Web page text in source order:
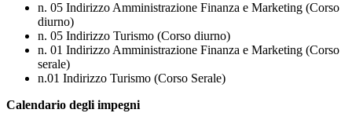
n. 05 Indirizzo Amministrazione Finanza e Marketing (Corso
diurno)
n. 05 Indirizzo Turismo (Corso diurno)
n. 01 Indirizzo Amministrazione Finanza e Marketing (Corso
serale)
n.01 Indirizzo Turismo (Corso Serale)
Calendario degli impegni